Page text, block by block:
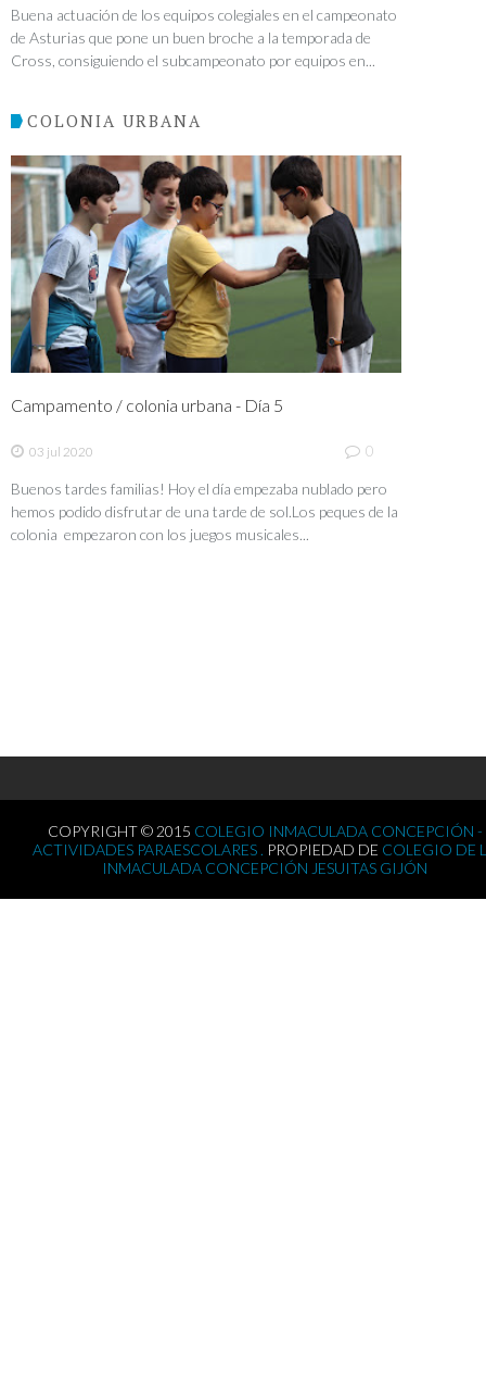
Buena actuación de los equipos colegiales en el campeonato
de Asturias que pone un buen broche a la temporada de
Cross, consiguiendo el subcampeonato por equipos en...
COLONIA URBANA
Campamento / colonia urbana - Día 5
03 jul 2020 0
Buenos tardes familias! Hoy el día empezaba nublado pero
hemos podido disfrutar de una tarde de sol.Los peques de la
colonia empezaron con los juegos musicales...
COPYRIGHT © 2015 COLEGIO INMACULADA CONCEPCIÓN -
ACTIVIDADES PARAESCOLARES . PROPIEDAD DE COLEGIO DE
INMACULADA CONCEPCIÓN JESUITAS GIJÓN